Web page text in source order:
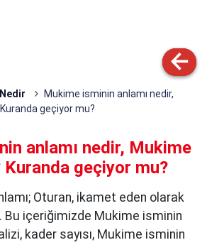
Mukime isminin anlamı nedir,
geçiyor mu?
anlamı nedir, Mukime
geçiyor mu?
Oturan, ikamet eden olarak
Bu içeriğimizde Mukime isminin
kader sayısı, Mukime isminin